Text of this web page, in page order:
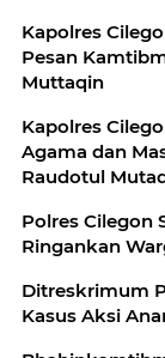
Kapolres
Pesan
Muttaqin
Kapolres
Agama dan
Raudotul
Polres Cilegon
Ringankan
Ditreskrimum
Kasus Aksi